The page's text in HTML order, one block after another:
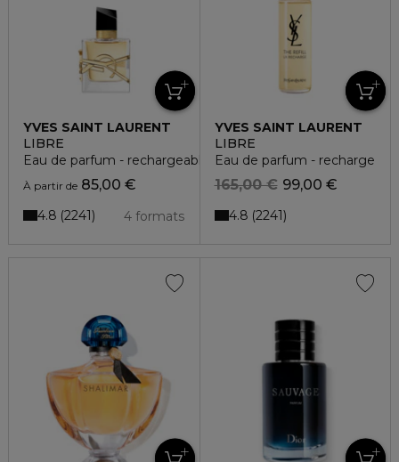
YVES SAINT LAURENT
LIBRE
Eau de parfum - rechargeable
À partir de 85,00 €
4 formats
4.8 2241
YVES SAINT LAURENT
LIBRE
Eau de parfum - recharge
99,00 €
165,00 €
4.8 2241